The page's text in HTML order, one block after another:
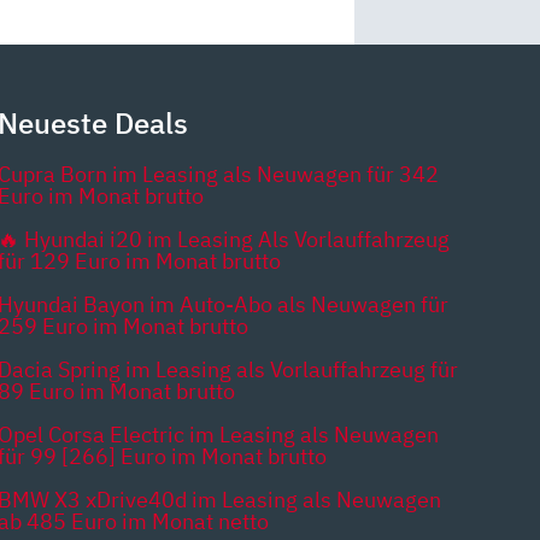
Neueste Deals
Cupra Born im Leasing als Neuwagen für 342
Euro im Monat brutto
🔥 Hyundai i20 im Leasing Als Vorlauffahrzeug
129 Euro im Monat brutto
Hyundai Bayon im Auto-Abo als Neuwagen für
259 Euro im Monat brutto
Dacia Spring im Leasing als Vorlauffahrzeug für
89 Euro im Monat brutto
Opel Corsa Electric im Leasing als Neuwagen
99 [266] Euro im Monat brutto
BMW X3 xDrive40d im Leasing als Neuwagen
485 Euro im Monat netto